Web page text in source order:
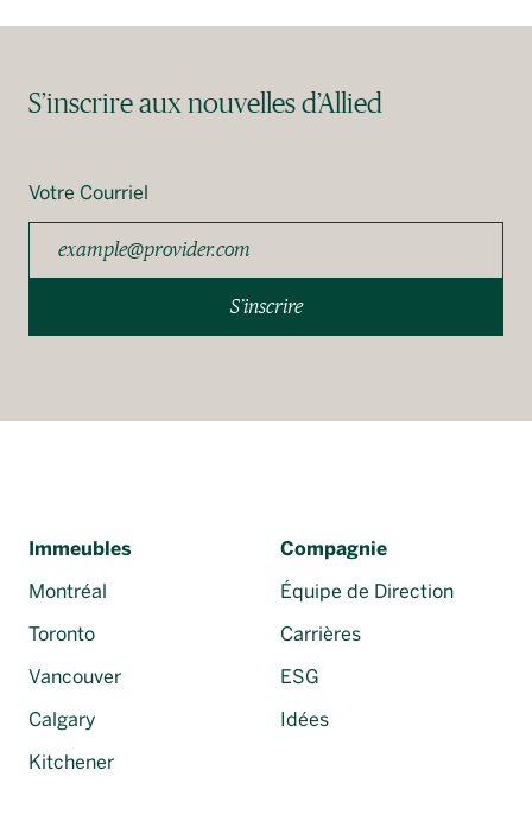
S’inscrire aux nouvelles d’Allied
Votre Courriel
S’inscrire
Immeubles
Montréal
Toronto
Vancouver
Calgary
Kitchener
Compagnie
Équipe de Direction
Carrières
ESG
Idées